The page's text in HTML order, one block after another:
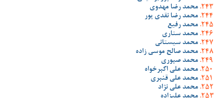
محمد رضا مهدوی
محمد رضا نقدی پور
محمد رفیع
محمد ستاری
محمد سیستانی
محمد صالح موسی زاده
محمد صبوری
محمد علی اکبرخواه
محمد علی قنبری
محمد علی نژاد